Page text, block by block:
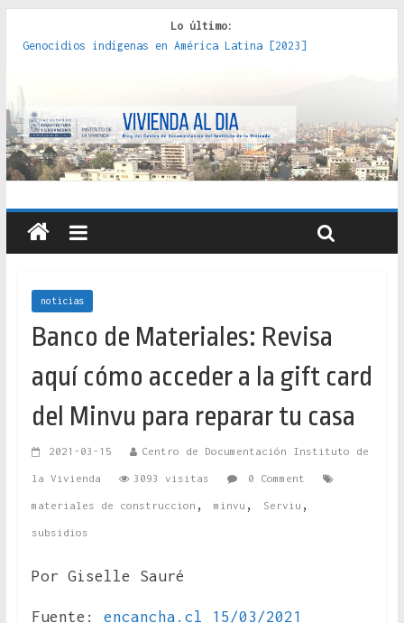
Lo último:
Genocidios indígenas en América Latina [2023]
políticas, prácticas y representaciones [2022]
crítica de las fronteras latinoamericanas [2020]
Criterios técnicos para una vivienda adecuada [2019]
Red de consultorios de la Caja del Seguro Obrero en
Santiago : un patrimonio emblemático [2014]
noticias
Banco de Materiales: Revisa
aquí cómo acceder a la gift card
del Minvu para reparar tu casa
2021-03-15 Centro de Documentación Instituto de
la Vivienda 3093 visitas 0 Comment
materiales de construccion , minvu , Serviu ,
subsidios
Por Giselle Sauré
Fuente: encancha.cl 15/03/2021